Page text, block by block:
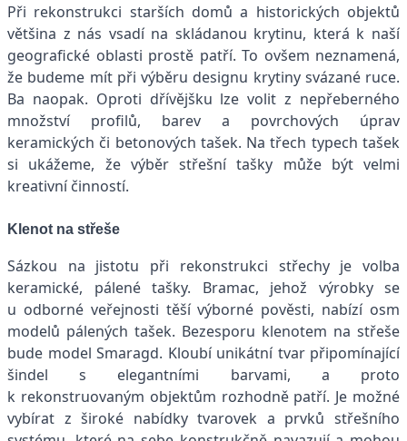
Při rekonstrukci starších domů a historických objektů
většina z nás vsadí na skládanou krytinu, která k naší
geografické oblasti prostě patří. To ovšem neznamená,
že budeme mít při výběru designu krytiny svázané ruce.
Ba naopak. Oproti dřívějšku lze volit z nepřeberného
množství profilů, barev a povrchových úprav
keramických či betonových tašek. Na třech typech tašek
si ukážeme, že výběr střešní tašky může být velmi
kreativní činností.
Klenot na střeše
Sázkou na jistotu při rekonstrukci střechy je volba
keramické, pálené tašky. Bramac, jehož výrobky se
u odborné veřejnosti těší výborné pověsti, nabízí osm
modelů pálených tašek. Bezesporu klenotem na střeše
bude model Smaragd. Kloubí unikátní tvar připomínající
šindel s elegantními barvami, a proto
k rekonstruovaným objektům rozhodně patří. Je možné
vybírat z široké nabídky tvarovek a prvků střešního